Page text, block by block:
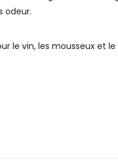
odeur.
le vin, les mousseux et